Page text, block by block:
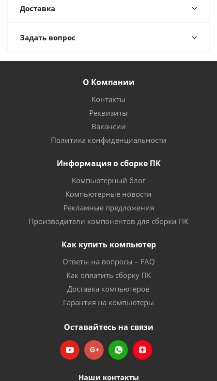
Доставка
Задать вопрос
О Компании
Контакты
Реквизиты
Вакансии
Политика конфиденциальности
Информация о сборке ПК
Компьютерный блог
Компьютерные новости
Рекламные предложения
Производители компонентов для сборки ПК
Как купить компьютер
Ответы на вопросы – FAQ
Как оплатить сборку ПК
Доставка компьютеров
Гарантия на компьютеры
Оставайтесь на связи
Наши контакты